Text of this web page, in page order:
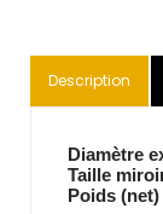
Description
Diamètre
Taille
Poids (net)